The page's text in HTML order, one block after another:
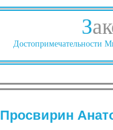
З
Достопримечательности
Просвирин